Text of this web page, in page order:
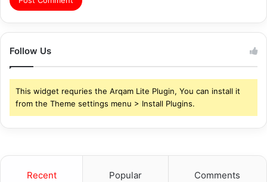
Follow Us
This widget requries the Arqam Lite Plugin, You can install it
from the Theme settings menu > Install Plugins.
Recent Popular Comments